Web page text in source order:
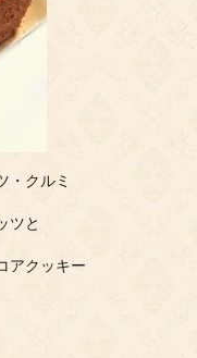
・クルミ
ツと
アクッキー